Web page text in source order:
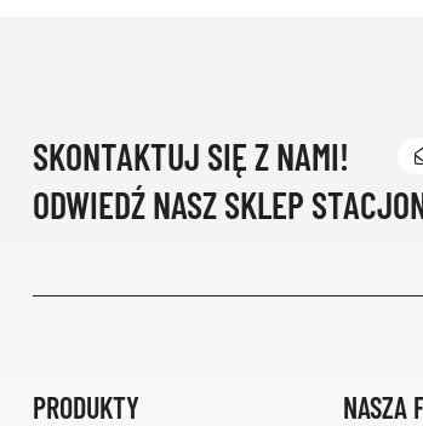
SKONTAKTUJ SIĘ Z NAMI!
ODWIEDŹ NASZ SKLEP
PRODUKTY NASZA